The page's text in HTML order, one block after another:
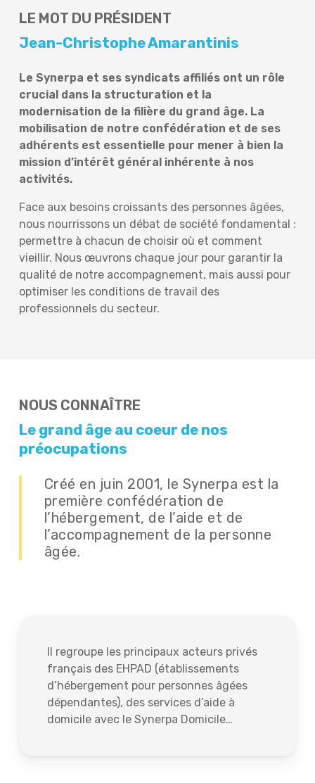
LE MOT DU PRÉSIDENT
Jean-Christophe Amarantinis
Le Synerpa et ses syndicats affiliés ont un rôle
crucial dans la structuration et la
modernisation de la filière du grand âge. La
mobilisation de notre confédération et de ses
adhérents est essentielle pour mener à bien la
mission d’intérêt général inhérente à nos
activités.
Face aux besoins croissants des personnes âgées,
nous nourrissons un débat de société fondamental :
permettre à chacun de choisir où et comment
vieillir. Nous œuvrons chaque jour pour garantir la
qualité de notre accompagnement, mais aussi pour
optimiser les conditions de travail des
professionnels du secteur.
NOUS CONNAÎTRE
Le grand âge au coeur de nos
préocupations
Créé en juin 2001, le Synerpa est la
première confédération de
l’hébergement, de l’aide et de
l’accompagnement de la personne
âgée.
Il regroupe les principaux acteurs privés
français des EHPAD (établissements
d’hébergement pour personnes âgées
dépendantes), des services d’aide à
domicile avec le Synerpa Domicile…